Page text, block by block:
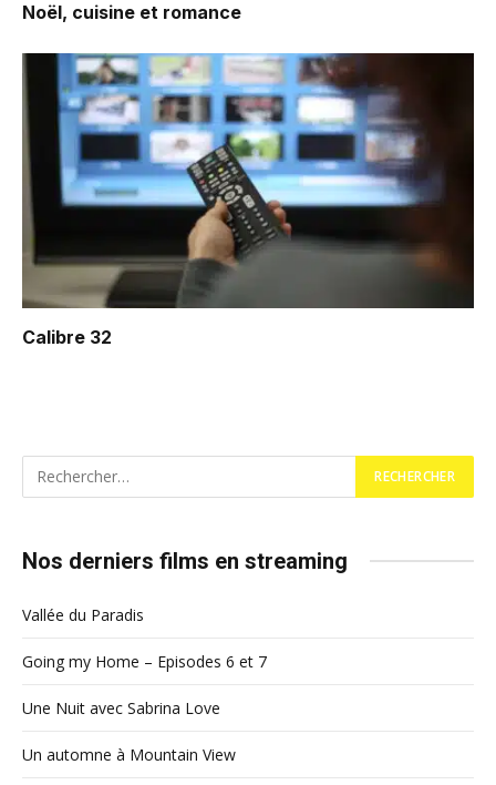
Noël, cuisine et romance
Calibre 32
Nos derniers films en streaming
Vallée du Paradis
Going my Home – Episodes 6 et 7
Une Nuit avec Sabrina Love
Un automne à Mountain View